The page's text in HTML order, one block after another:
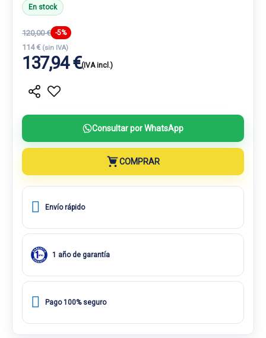
En stock
120,00 € -5%
114 € (sin IVA)
137,94 €(IVA incl.)
Consultar por WhatsApp
COMPRAR
Envío rápido
1 año de garantía
Pago 100% seguro